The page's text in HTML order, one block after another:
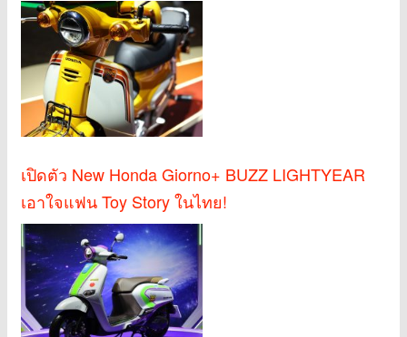
เปิดตัว New Honda Giorno+ BUZZ LIGHTYEAR
เอาใจแฟน Toy Story ในไทย!